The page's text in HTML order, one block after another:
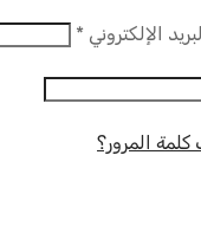
الإلكتروني * مطلوب
المرور؟